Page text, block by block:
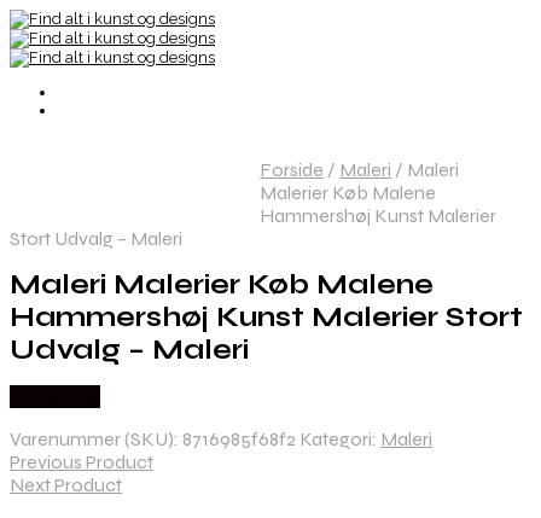
Forside / Maleri / Maleri
Malerier Køb Malene
Hammershøj Kunst Malerier
Stort Udvalg – Maleri
Maleri Malerier Køb Malene
Hammershøj Kunst Malerier Stort
Udvalg – Maleri
Varenummer (SKU): 8716985f68f2 Kategori: Maleri
Previous Product
Next Product